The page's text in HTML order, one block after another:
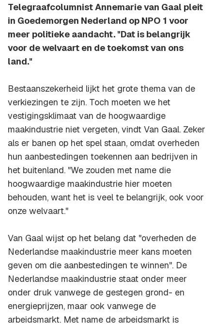
Telegraafcolumnist Annemarie van Gaal pleit
in Goedemorgen Nederland op NPO 1 voor
meer politieke aandacht. "Dat is belangrijk
voor de welvaart en de toekomst van ons
land."
Bestaanszekerheid lijkt het grote thema van de
verkiezingen te zijn. Toch moeten we het
vestigingsklimaat van de hoogwaardige
maakindustrie niet vergeten, vindt Van Gaal. Zeker
als er banen op het spel staan, omdat overheden
hun aanbestedingen toekennen aan bedrijven in
het buitenland. "We zouden met name die
hoogwaardige maakindustrie hier moeten
behouden, want het is veel te belangrijk, ook voor
onze welvaart."
Van Gaal wijst op het belang dat "overheden de
Nederlandse maakindustrie meer kans moeten
geven om die aanbestedingen te winnen". De
Nederlandse maakindustrie staat onder meer
onder druk vanwege de gestegen grond- en
energieprijzen, maar ook vanwege de
arbeidsmarkt. Met name de arbeidsmarkt is